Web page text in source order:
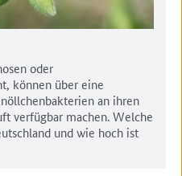
oder
können über eine
an ihren
verfügbar machen. Welche
und wie hoch ist